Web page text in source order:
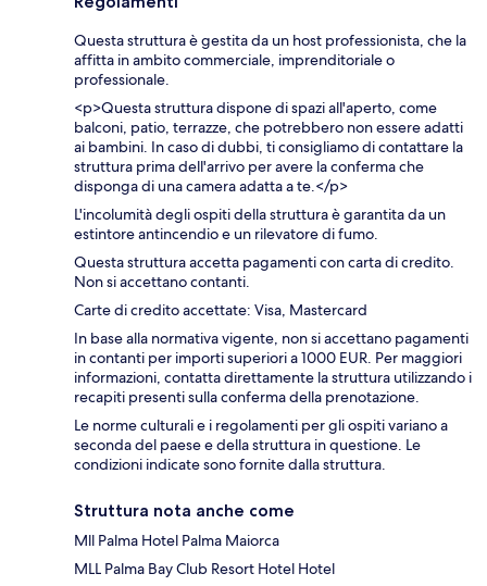
Questa struttura è gestita da un host professionista, che la
affitta in ambito commerciale, imprenditoriale o
professionale.
<p>Questa struttura dispone di spazi all'aperto, come
balconi, patio, terrazze, che potrebbero non essere adatti
ai bambini. In caso di dubbi, ti consigliamo di contattare la
struttura prima dell'arrivo per avere la conferma che
disponga di una camera adatta a te.</p>
L'incolumità degli ospiti della struttura è garantita da un
estintore antincendio e un rilevatore di fumo.
Questa struttura accetta pagamenti con carta di credito.
Non si accettano contanti.
Carte di credito accettate: Visa, Mastercard
In base alla normativa vigente, non si accettano pagamenti
in contanti per importi superiori a 1000 EUR. Per maggiori
informazioni, contatta direttamente la struttura utilizzando i
recapiti presenti sulla conferma della prenotazione.
Le norme culturali e i regolamenti per gli ospiti variano a
seconda del paese e della struttura in questione. Le
condizioni indicate sono fornite dalla struttura.
Struttura nota anche come
Mll Palma Hotel Palma Maiorca
MLL Palma Bay Club Resort Hotel Hotel